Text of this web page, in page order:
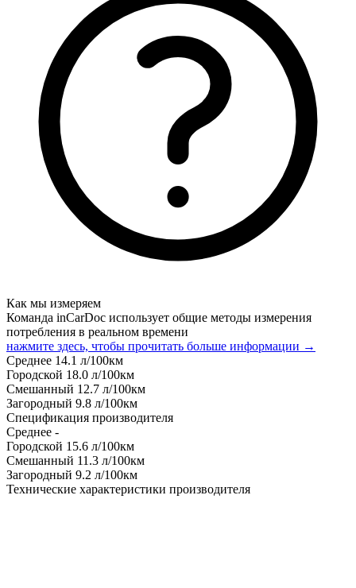
Как мы измеряем
Команда inCarDoc использует общие методы измерения
потребления в реальном времени
нажмите здесь, чтобы прочитать больше информации →
Среднее 14.1 л/100км
Городской 18.0 л/100км
Смешанный 12.7 л/100км
Загородный 9.8 л/100км
Спецификация производителя
Среднее -
Городской 15.6 л/100км
Смешанный 11.3 л/100км
Загородный 9.2 л/100км
Технические характеристики производителя